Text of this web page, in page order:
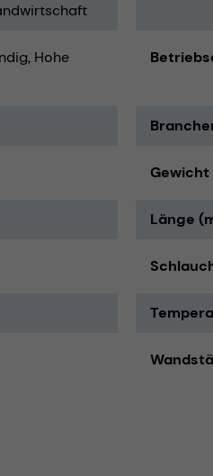
Hohe
Länge